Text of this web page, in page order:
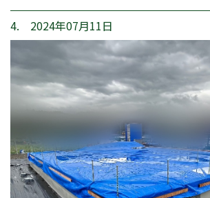
4. 2024年07月11日